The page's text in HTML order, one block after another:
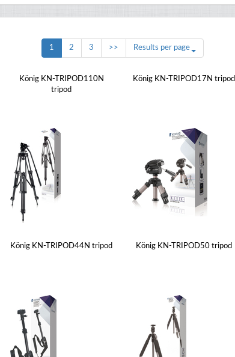
1 2 3 >> Results per page
König KN-TRIPOD110N
tripod
König KN-TRIPOD17N tripod
König KN-TRIPOD44N tripod König KN-TRIPOD50 tripod